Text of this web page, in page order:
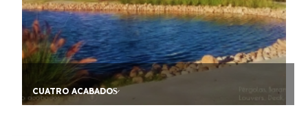
FIADOR AVAL PARA ARR